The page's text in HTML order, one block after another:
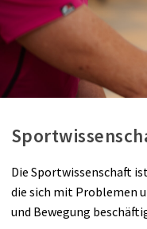
Die Sportwissenschaft
die sich mit Problemen
und Bewegung